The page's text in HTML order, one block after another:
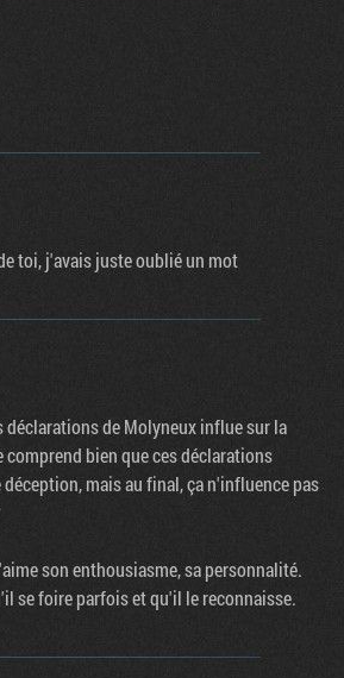
toi, j'avais juste oublié un mot
déclarations de Molyneux influe sur la
comprend bien que ces déclarations
mais au final, ça n'influence pas
son enthousiasme, sa personnalité.
se foire parfois et qu'il le reconnaisse.